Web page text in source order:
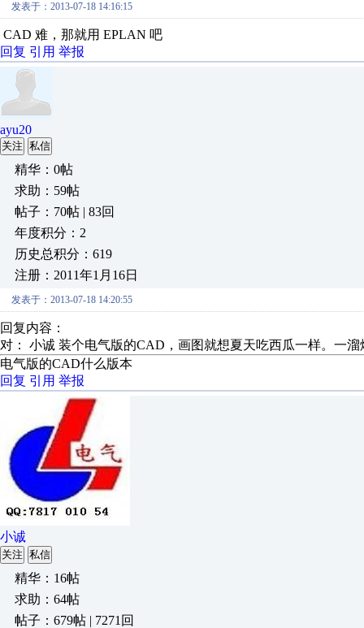
发表于：2013-07-18 14:16:15
CAD 难，那就用 EPLAN 吧
回复 引用 举报
ayu20
关注 私信
精华：0帖
求助：59帖
帖子：70帖 | 83回
年度积分：2
历史总积分：619
注册：2011年1月16日
发表于：2013-07-18 14:20:55
回复内容：
对： 小诚 装个电气版的CAD，画图就想夏天吃西瓜一样。一
电气版的CAD什么版本
回复 引用 举报
小诚
关注 私信
精华：16帖
求助：64帖
帖子：679帖 | 7271回